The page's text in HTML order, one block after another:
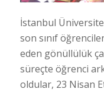
İstanbul
son sınıf
eden gönüllülük
süreçte öğrenci
oldular, 23 Nisan